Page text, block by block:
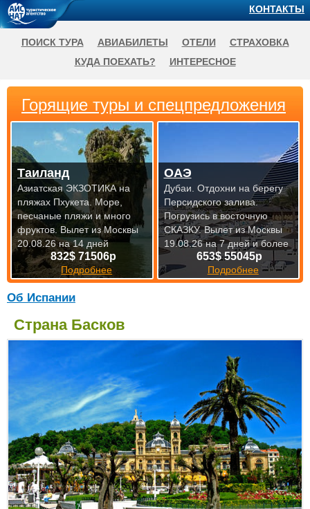
Об Испании
Страна Басков
Горящие туры и спецпредложения
832$ 71506р
Подробнее
Таиланд
Азиатская ЭКЗОТИКА на
пляжах Пхукета. Море,
песчаные пляжи и много
фруктов. Вылет из Москвы
20.08.26 на 14 дней
653$ 55045р
Подробнее
ОАЭ
Дубаи. Отдохни на берегу
Персидского залива.
Погрузись в восточную
СКАЗКУ.Вылет из Москвы
19.08.26 на 7 дней и более
КОНТАКТЫ
ПОИСК ТУРА АВИАБИЛЕТЫ ОТЕЛИ
СТРАХОВКА
КУДА ПОЕХАТЬ?
ИНТЕРЕСНОЕ